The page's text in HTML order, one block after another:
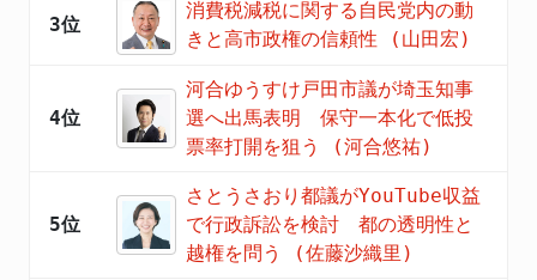
3位
消費税減税に関する自民党内の動
きと高市政権の信頼性 (山田宏)
4位
河合ゆうすけ戸田市議が埼玉知事
選へ出馬表明 保守一本化で低投
票率打開を狙う (河合悠祐)
5位
さとうさおり都議がYouTube収益
で行政訴訟を検討 都の透明性と
越権を問う (佐藤沙織里)